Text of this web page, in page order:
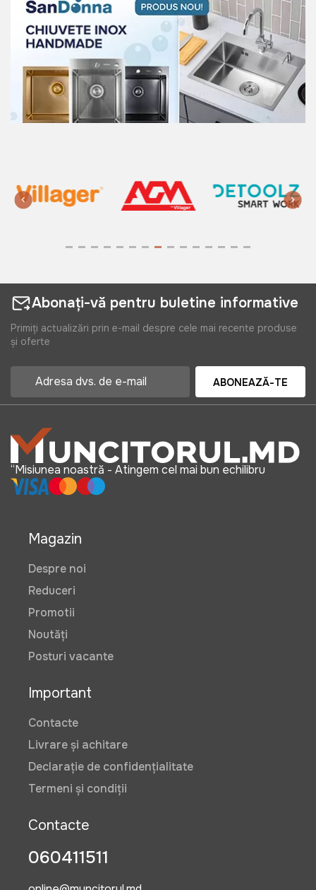
Abonați-vă pentru buletine informative
Primiți actualizări prin e-mail despre cele mai recente produse
și oferte
ABONEAZĂ-TE
“Misiunea noastră - Atingem cel mai bun echilibru
Magazin
Despre noi
Reduceri
Promotii
Noutăți
Posturi vacante
Important
Contacte
Livrare și achitare
Declarație de confidențialitate
Termeni și condiții
Contacte
060411511